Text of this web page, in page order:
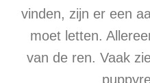
vinden, zijn er een
moet letten.
van de ren. Vaak